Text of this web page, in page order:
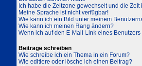
Ich habe die Zeitzone gewechselt und die Zeit
Meine Sprache ist nicht verfügbar!
Wie kann ich ein Bild unter meinem
Wie kann ich meinen Rang ändern?
Wenn ich auf den E-Mail-Link eines
Beiträge schreiben
Wie schreibe ich ein Thema in ein Forum?
Wie editiere oder lösche ich einen Beitrag?